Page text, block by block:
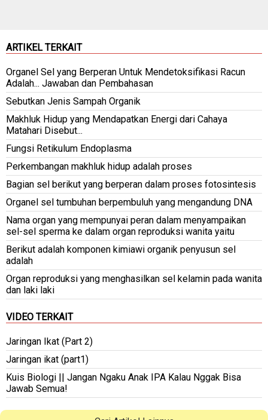
ARTIKEL TERKAIT
Organel Sel yang Berperan Untuk Mendetoksifikasi Racun
Adalah... Jawaban dan Pembahasan
Sebutkan Jenis Sampah Organik
Makhluk Hidup yang Mendapatkan Energi dari Cahaya
Matahari Disebut...
Fungsi Retikulum Endoplasma
Perkembangan makhluk hidup adalah proses
Bagian sel berikut yang berperan dalam proses fotosintesis
Organel sel tumbuhan berpembuluh yang mengandung DNA
Nama organ yang mempunyai peran dalam menyampaikan
sel-sel sperma ke dalam organ reproduksi wanita yaitu
Berikut adalah komponen kimiawi organik penyusun sel
adalah
Organ reproduksi yang menghasilkan sel kelamin pada wanita
dan laki laki
VIDEO TERKAIT
Jaringan Ikat (Part 2)
Jaringan ikat (part1)
Kuis Biologi || Jangan Ngaku Anak IPA Kalau Nggak Bisa
Jawab Semua!